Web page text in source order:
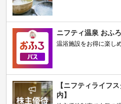
ニフティ温泉 おふ
温浴施設をお得に楽し
【ニフティライフ
内】